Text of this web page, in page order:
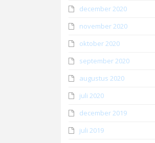
december 2020
november 2020
oktober 2020
september 2020
augustus 2020
juli 2020
december 2019
juli 2019